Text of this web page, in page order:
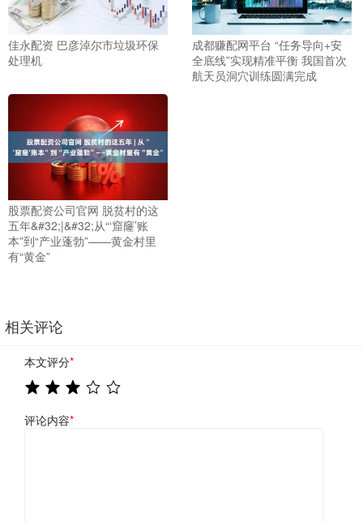
佳永配资 巴彦淖尔市垃圾环保
处理机
成都赚配网平台 “任务导向+安
全底线”实现精准平衡 我国首次
航天员洞穴训练圆满完成
股票配资公司官网 脱贫村的这
五年&#32;|&#32;从“‘窟窿’账
本”到“产业蓬勃”——黄金村里
有“黄金”
相关评论
本文评分*
评论内容*